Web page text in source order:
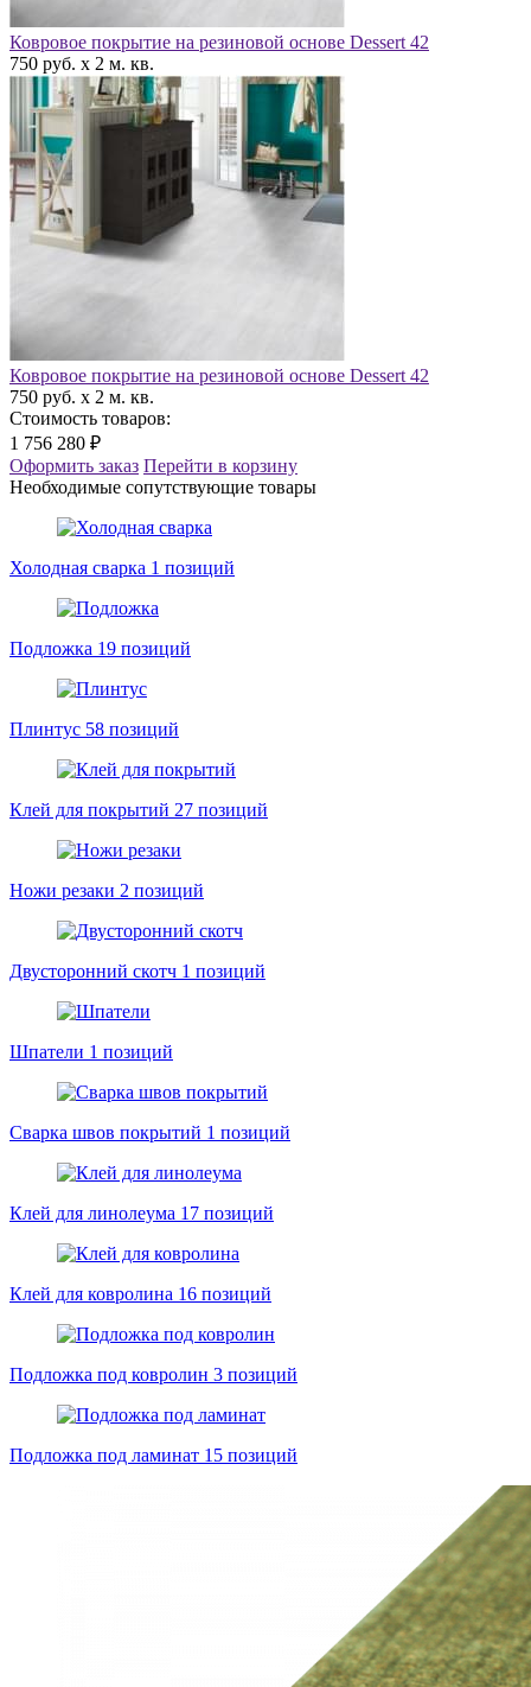
Ковровое покрытие на резиновой основе Dessert 42
750 руб. x 2 м. кв.
Ковровое покрытие на резиновой основе Dessert 42
750 руб. x 2 м. кв.
Стоимость товаров:
1 756 280 ₽
Оформить заказ Перейти в корзину
Необходимые сопутствующие товары
Холодная сварка 1 позиций
Подложка 19 позиций
Плинтус 58 позиций
Клей для покрытий 27 позиций
Ножи резаки 2 позиций
Двусторонний скотч 1 позиций
Шпатели 1 позиций
Сварка швов покрытий 1 позиций
Клей для линолеума 17 позиций
Клей для ковролина 16 позиций
Подложка под ковролин 3 позиций
Подложка под ламинат 15 позиций